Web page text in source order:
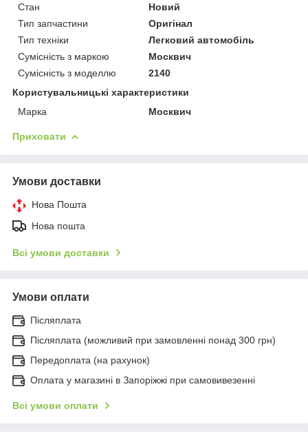
Стан
Новий
Тип запчастини
Оригінал
Тип техніки
Легковий автомобіль
Сумісність з маркою
Москвич
Сумісність з моделлю
2140
Користувальницькі характеристики
Марка
Москвич
Приховати
Умови доставки
Нова Пошта
Нова пошта
Всі умови доставки
Умови оплати
Післяплата
Післяплата (можливий при замовленні понад 300 грн)
Передоплата (на рахунок)
Оплата у магазині в Запоріжжі при самовивезенні
Всі умови оплати